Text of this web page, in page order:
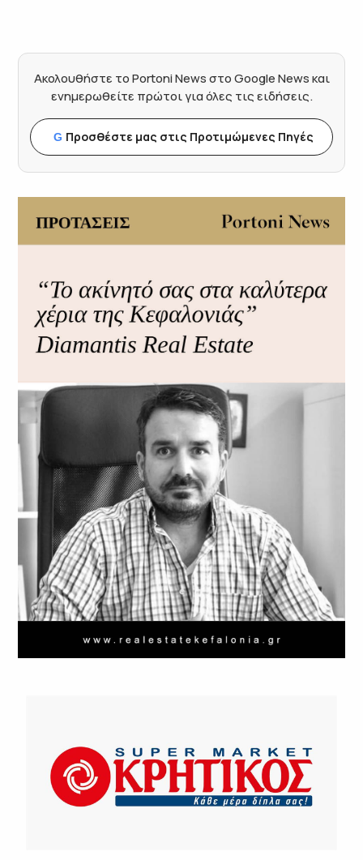
Ακολουθήστε το Portoni News στο Google News και
ενημερωθείτε πρώτοι για όλες τις ειδήσεις.
G Προσθέστε μας στις Προτιμώμενες Πηγές